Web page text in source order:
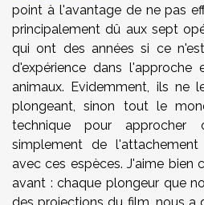
point à l'avantage de ne pas
principalement dû aux sept
qui ont des années si ce
d'expérience dans
animaux. Evidemment, ils ne
plongeant, sinon tout le
technique pour approcher
simplement de
avec ces espèces. J'aime bien
avant : chaque plongeur que